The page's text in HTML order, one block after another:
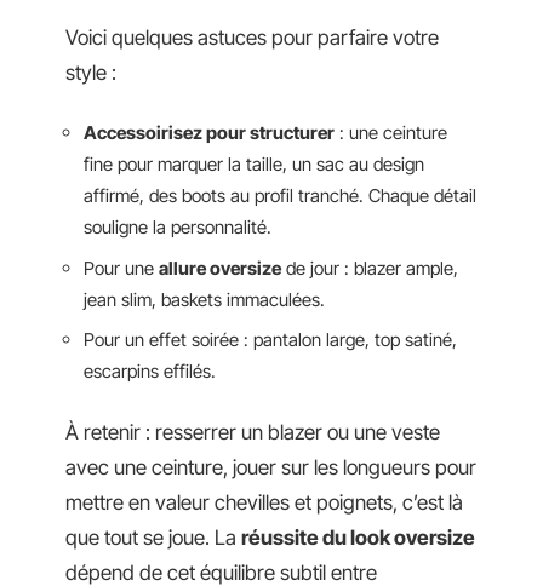
Voici quelques astuces pour parfaire votre
style :
Accessoirisez pour structurer : une ceinture
fine pour marquer la taille, un sac au design
affirmé, des boots au profil tranché. Chaque détail
souligne la personnalité.
Pour une allure oversize de jour : blazer ample,
jean slim, baskets immaculées.
Pour un effet soirée : pantalon large, top satiné,
escarpins effilés.
À retenir : resserrer un blazer ou une veste
avec une ceinture, jouer sur les longueurs pour
mettre en valeur chevilles et poignets, c’est là
que tout se joue. La réussite du look oversize
dépend de cet équilibre subtil entre